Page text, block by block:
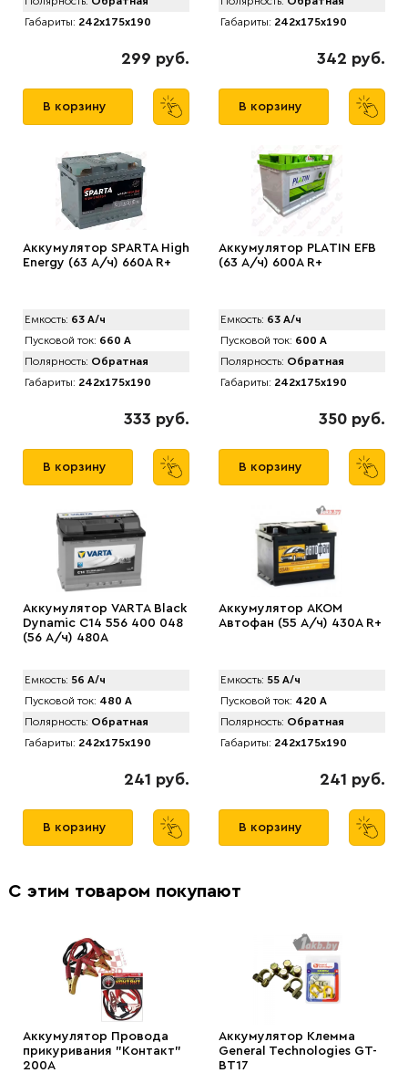
Габариты: 242x175x190
299 руб.
В корзину
Габариты: 242x175x190
342 руб.
В корзину
Аккумулятор SPАRTA High
Energy (63 А/ч) 660A R+
Емкость: 63 А/ч
Пусковой ток: 660 А
Полярность: Обратная
Габариты: 242x175x190
333 руб.
В корзину
Аккумулятор PLАTIN EFB
(63 А/ч) 600A R+
Емкость: 63 А/ч
Пусковой ток: 600 А
Полярность: Обратная
Габариты: 242x175x190
350 руб.
В корзину
Аккумулятор VARTA Black
Dynamic C14 556 400 048
(56 А/ч) 480А
Емкость: 56 А/ч
Пусковой ток: 480 А
Полярность: Обратная
Габариты: 242x175x190
241 руб.
В корзину
Аккумулятор AКОМ
Автофан (55 А/ч) 430A R+
Емкость: 55 А/ч
Пусковой ток: 420 А
Полярность: Обратная
Габариты: 242x175x190
241 руб.
В корзину
С этим товаром покупают
Аккумулятор Провода
прикуривания "Контакт"
200А
Аккумулятор Клемма
General Technologies GT-
BT17